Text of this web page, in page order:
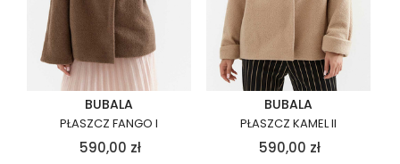
BUBALA
PŁASZCZ FANGO I
590,00 zł
BUBALA
PŁASZCZ KAMEL II
590,00 zł